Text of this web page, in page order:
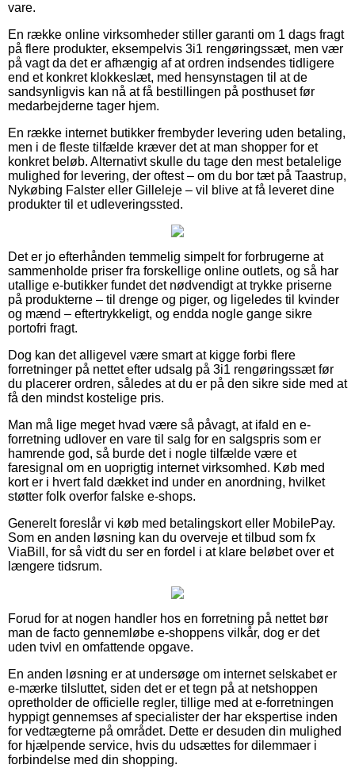
vare.
En række online virksomheder stiller garanti om 1 dags fragt
på flere produkter, eksempelvis 3i1 rengøringssæt, men vær
på vagt da det er afhængig af at ordren indsendes tidligere
end et konkret klokkeslæt, med hensynstagen til at de
sandsynligvis kan nå at få bestillingen på posthuset før
medarbejderne tager hjem.
En række internet butikker frembyder levering uden betaling,
men i de fleste tilfælde kræver det at man shopper for et
konkret beløb. Alternativt skulle du tage den mest betalelige
mulighed for levering, der oftest – om du bor tæt på Taastrup,
Nykøbing Falster eller Gilleleje – vil blive at få leveret dine
produkter til et udleveringssted.
Det er jo efterhånden temmelig simpelt for forbrugerne at
sammenholde priser fra forskellige online outlets, og så har
utallige e-butikker fundet det nødvendigt at trykke priserne
på produkterne – til drenge og piger, og ligeledes til kvinder
og mænd – eftertrykkeligt, og endda nogle gange sikre
portofri fragt.
Dog kan det alligevel være smart at kigge forbi flere
forretninger på nettet efter udsalg på 3i1 rengøringssæt før
du placerer ordren, således at du er på den sikre side med at
få den mindst kostelige pris.
Man må lige meget hvad være så påvagt, at ifald en e-
forretning udlover en vare til salg for en salgspris som er
hamrende god, så burde det i nogle tilfælde være et
faresignal om en uoprigtig internet virksomhed. Køb med
kort er i hvert fald dækket ind under en anordning, hvilket
støtter folk overfor falske e-shops.
Generelt foreslår vi køb med betalingskort eller MobilePay.
Som en anden løsning kan du overveje et tilbud som fx
ViaBill, for så vidt du ser en fordel i at klare beløbet over et
længere tidsrum.
Forud for at nogen handler hos en forretning på nettet bør
man de facto gennemløbe e-shoppens vilkår, dog er det
uden tvivl en omfattende opgave.
En anden løsning er at undersøge om internet selskabet er
e-mærke tilsluttet, siden det er et tegn på at netshoppen
opretholder de officielle regler, tillige med at e-forretningen
hyppigt gennemses af specialister der har ekspertise inden
for vedtægterne på området. Dette er desuden din mulighed
for hjælpende service, hvis du udsættes for dilemmaer i
forbindelse med din shopping.